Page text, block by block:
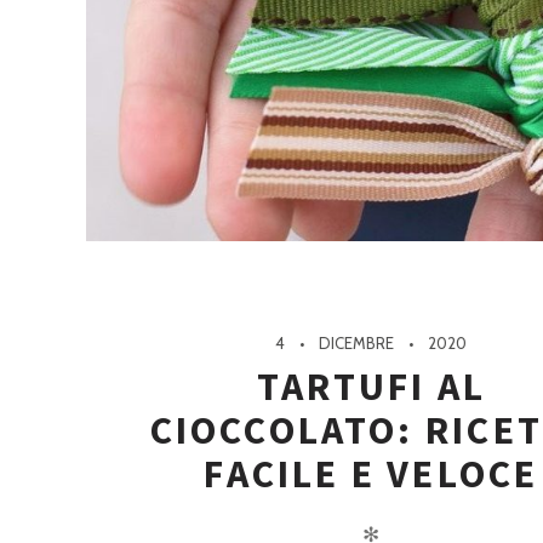
4 DICEMBRE 2020
TARTUFI AL
CIOCCOLATO:
FACILE E VELOCE
✻